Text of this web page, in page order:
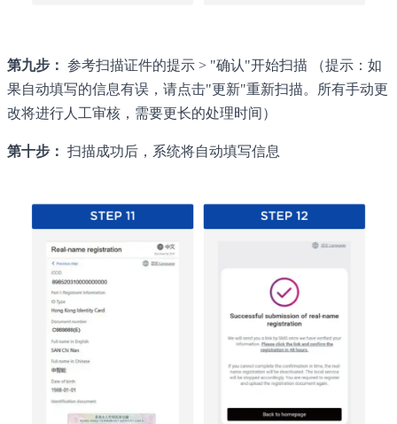
第九步： 参考扫描证件的提示 > "确认"开始扫描 （提示：如
果自动填写的信息有误，请点击"更新"重新扫描。所有手动更
改将进行人工审核，需要更长的处理时间）
第十步： 扫描成功后，系统将自动填写信息